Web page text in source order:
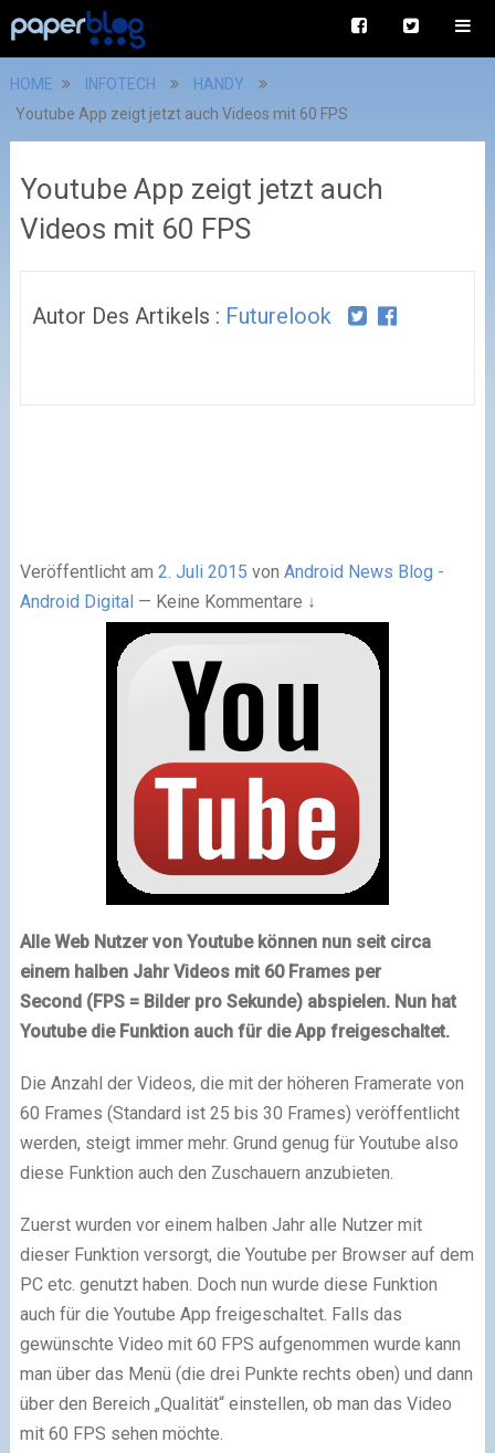
HOME INFOTECH
HANDY
Youtube App zeigt jetzt auch Videos mit 60 FPS
Youtube App zeigt jetzt auch
Videos mit 60 FPS
Autor Des Artikels : Futurelook
Veröffentlicht am 2. Juli 2015 von Android News Blog -
Android Digital — Keine Kommentare ↓
Alle Web Nutzer von Youtube können nun seit circa
einem halben Jahr Videos mit 60 Frames per
Second (FPS = Bilder pro Sekunde) abspielen. Nun hat
Youtube die Funktion auch für die App freigeschaltet.
Die Anzahl der Videos, die mit der höheren Framerate von
60 Frames (Standard ist 25 bis 30 Frames) veröffentlicht
werden, steigt immer mehr. Grund genug für Youtube also
diese Funktion auch den Zuschauern anzubieten.
Zuerst wurden vor einem halben Jahr alle Nutzer mit
dieser Funktion versorgt, die Youtube per Browser auf dem
PC etc. genutzt haben. Doch nun wurde diese Funktion
auch für die Youtube App freigeschaltet. Falls das
gewünschte Video mit 60 FPS aufgenommen wurde kann
man über das Menü (die drei Punkte rechts oben) und dann
über den Bereich „Qualität“ einstellen, ob man das Video
mit 60 FPS sehen möchte.